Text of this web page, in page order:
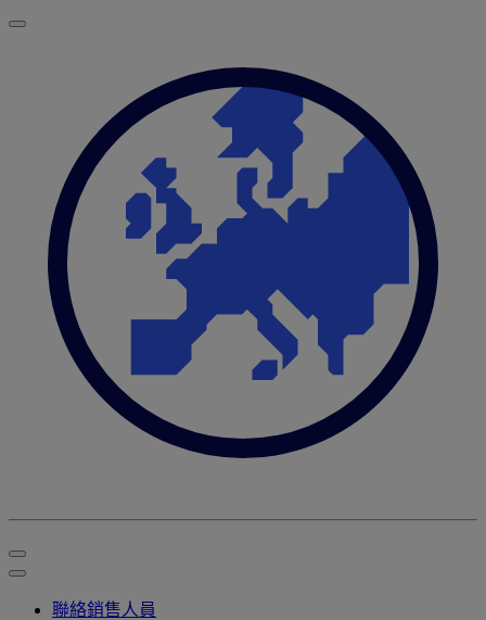
聯絡銷售人員